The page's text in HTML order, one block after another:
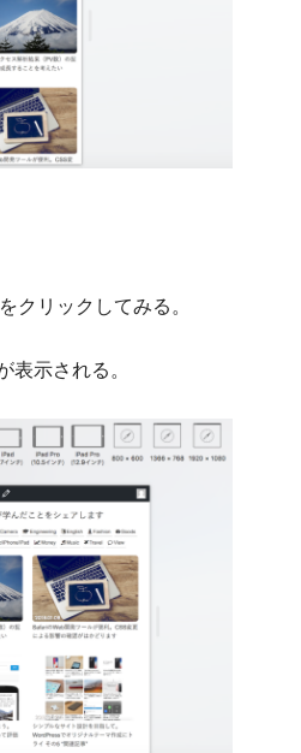
クリックしてみる。
表示される。